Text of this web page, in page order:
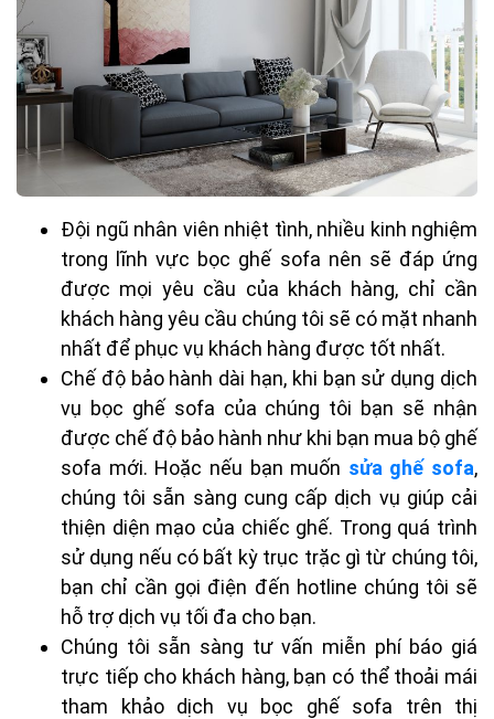
Đội ngũ nhân viên nhiệt tình, nhiều kinh nghiệm
trong lĩnh vực bọc ghế sofa nên sẽ đáp ứng
được mọi yêu cầu của khách hàng, chỉ cần
khách hàng yêu cầu chúng tôi sẽ có mặt nhanh
nhất để phục vụ khách hàng được tốt nhất.
Chế độ bảo hành dài hạn, khi bạn sử dụng dịch
vụ bọc ghế sofa của chúng tôi bạn sẽ nhận
được chế độ bảo hành như khi bạn mua bộ ghế
sofa mới. Hoặc nếu bạn muốn sửa ghế sofa,
chúng tôi sẵn sàng cung cấp dịch vụ giúp cải
thiện diện mạo của chiếc ghế. Trong quá trình
sử dụng nếu có bất kỳ trục trặc gì từ chúng tôi,
bạn chỉ cần gọi điện đến hotline chúng tôi sẽ
hỗ trợ dịch vụ tối đa cho bạn.
Chúng tôi sẵn sàng tư vấn miễn phí báo giá
trực tiếp cho khách hàng, bạn có thể thoải mái
tham khảo dịch vụ bọc ghế sofa trên thị